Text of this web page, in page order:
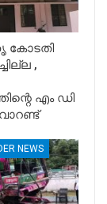
കോടതി
,
എം ഡി
NEWS